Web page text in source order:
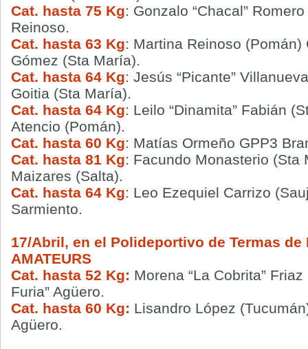
Cat. hasta 75 Kg: Gonzalo “Chacal”
Reinoso.
Cat. hasta 63 Kg: Martina Reinoso (Pomán)
Gómez (Sta María).
Cat. hasta 64 Kg: Jesús “Picante”
Goitia (Sta María).
Cat. hasta 64 Kg: Leilo “Dinamita” Fabián
Atencio (Pomán).
Cat. hasta 60 Kg: Matías Ormeño GPP3
Cat. hasta 81 Kg: Facundo Monasterio (Sta
Maizares (Salta).
Cat. hasta 64 Kg: Leo Ezequiel Carrizo
Sarmiento.
17/Abril, en el Polideportivo de Termas
AMATEURS
Cat. hasta 52 Kg: Morena “La Cobrita”
Furia” Agüero.
Cat. hasta 60 Kg: Lisandro López
Agüero.